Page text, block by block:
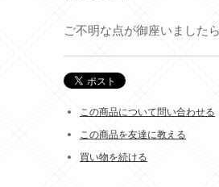
ご不明な点が御座いました
この商品について問い合わせる
この商品を友達に教える
買い物を続ける